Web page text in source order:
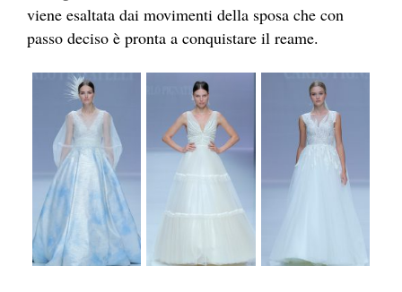
viene esaltata dai movimenti della sposa che con
passo deciso è pronta a conquistare il reame.